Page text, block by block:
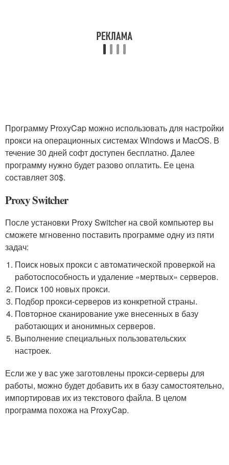
Программу ProxyCap можно использовать для настройки
прокси на операционных системах Windows и MacOS. В
течение 30 дней софт доступен бесплатно. Далее
программу нужно будет разово оплатить. Ее цена
составляет 30$.
Proxy Switcher
После установки Proxy Switcher на свой компьютер вы
сможете мгновенно поставить программе одну из пяти
задач:
Поиск новых прокси с автоматической проверкой на
работоспособность и удаление «мертвых» серверов.
Поиск 100 новых прокси.
Подбор прокси-серверов из конкретной страны.
Повторное сканирование уже внесенных в базу
работающих и анонимных серверов.
Выполнение специальных пользовательских
настроек.
Если же у вас уже заготовлены прокси-серверы для
работы, можно будет добавить их в базу самостоятельно,
импортировав их из текстового файла. В целом
программа похожа на ProxyCap.